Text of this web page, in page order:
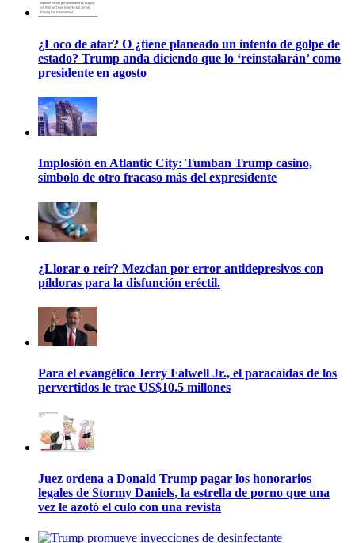
¿Loco de atar? O ¿tiene planeado un intento de golpe de
estado? Trump anda diciendo que lo ‘reinstalarán’ como
presidente en agosto
Implosión en Atlantic City: Tumban Trump casino,
símbolo de otro fracaso más del expresidente
¿Llorar o reír? Mezclan por error antidepresivos con
píldoras para la disfunción eréctil.
Para el evangélico Jerry Falwell Jr., el paracaidas de los
pervertidos le trae US$10.5 millones
Juez ordena a Donald Trump pagar los honorarios
legales de Stormy Daniels, la estrella de porno que una
vez le azotó el culo con una revista